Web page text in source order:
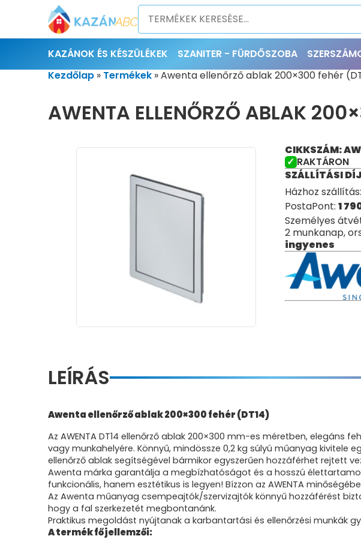
KAZÁNOK ÉS KÉSZÜLÉKEK SZANITER - FÜRDŐSZOBA
Kezdőlap » Termékek »Awenta ellenőrző ablak 200×300 fehér
AWENTA ELLENŐRZŐ ABLAK
CIKKSZÁM:
RAKTÁRON
SZÁLLÍTÁSI
Házhoz szállítás:
PostaPont: 1
Személyes
2 munkanap,
ingyenes
LEÍRÁS
Awenta ellenőrző ablak 200×300 fehér (DT14)
Az AWENTA DT14 ellenőrző ablak 200×300 mm-es méretben,
vagy munkahelyére. Könnyű, mindössze 0,2 kg súlyú műanyag kivitele
ellenőrző ablak segítségével bármikor egyszerűen hozzáférhet rejtett
Awenta márka garantálja a megbízhatóságot és a hosszú
funkcionális, hanem esztétikus is legyen! Bízzon az AWENTA
Az Awenta műanyag csempeajtók/szervizajtók könnyű hozzáférést
hogy a fal szerkezetét megbontanánk.
Praktikus megoldást nyújtanak a karbantartási és ellenőrzési munkák
A termék fő jellemzői: